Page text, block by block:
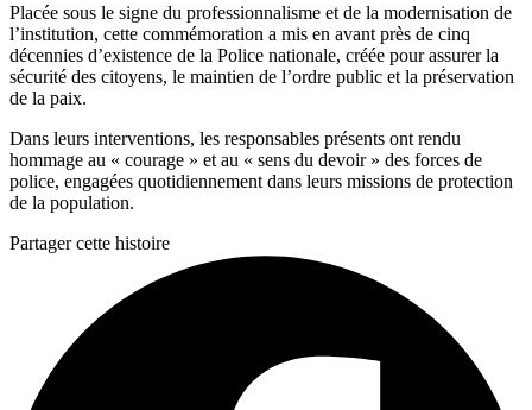
Placée sous le signe du professionnalisme et de la modernisation de
l’institution, cette commémoration a mis en avant près de cinq
décennies d’existence de la Police nationale, créée pour assurer la
sécurité des citoyens, le maintien de l’ordre public et la préservation
de la paix.
Dans leurs interventions, les responsables présents ont rendu
hommage au « courage » et au « sens du devoir » des forces de
police, engagées quotidiennement dans leurs missions de protection
de la population.
Partager cette histoire